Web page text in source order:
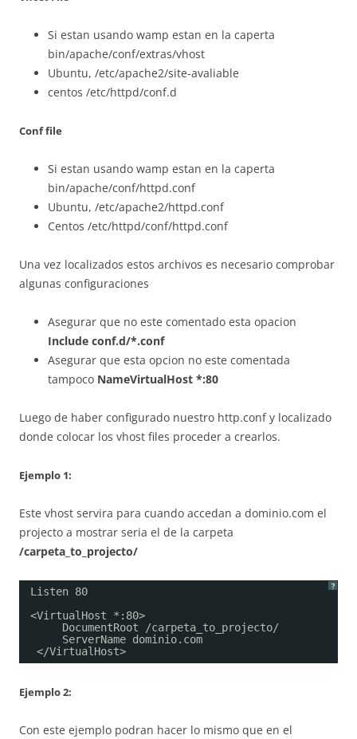
Si estan usando wamp estan en la caperta
bin/apache/conf/extras/vhost
Ubuntu, /etc/apache2/site-avaliable
centos /etc/httpd/conf.d
Conf file
Si estan usando wamp estan en la caperta
bin/apache/conf/httpd.conf
Ubuntu, /etc/apache2/httpd.conf
Centos /etc/httpd/conf/httpd.conf
Una vez localizados estos archivos es necesario comprobar
algunas configuraciones
Asegurar que no este comentado esta opacion
Include conf.d/*.conf
Asegurar que esta opcion no este comentada
tampoco NameVirtualHost *:80
Luego de haber configurado nuestro http.conf y localizado
donde colocar los vhost files proceder a crearlos.
Ejemplo 1:
Este vhost servira para cuando accedan a dominio.com el
projecto a mostrar seria el de la carpeta
/carpeta_to_projecto/
?
Listen 80
<VirtualHost *:80>
DocumentRoot /carpeta_to_projecto/
ServerName dominio.com
</VirtualHost>
Ejemplo 2:
Con este ejemplo podran hacer lo mismo que en el